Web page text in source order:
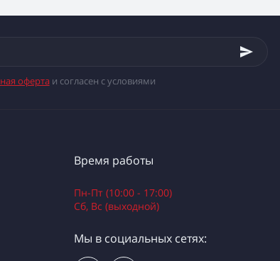
офертаи согласен с условиями
Время работы
Пн-Пт (10:00 - 17:00)
Сб, Вс (выходной)
Мы в социальных сетях: